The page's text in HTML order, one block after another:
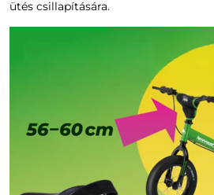
ütés csillapítására.